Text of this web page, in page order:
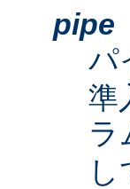
pipe
パ
準
ラ